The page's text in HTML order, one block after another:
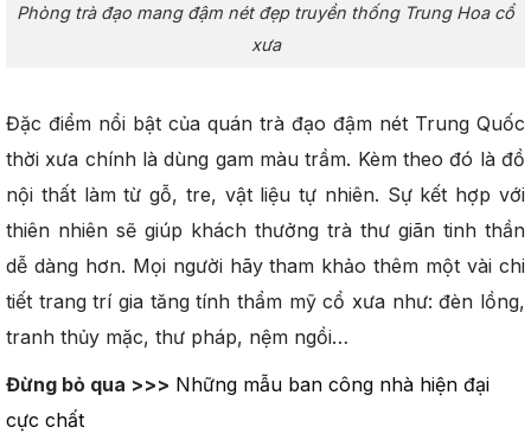
Phòng trà đạo mang đậm nét đẹp truyền thống Trung Hoa cổ
xưa
Đặc điểm nổi bật của quán trà đạo đậm nét Trung Quốc
thời xưa chính là dùng gam màu trầm. Kèm theo đó là đồ
nội thất làm từ gỗ, tre, vật liệu tự nhiên. Sự kết hợp với
thiên nhiên sẽ giúp khách thưởng trà thư giãn tinh thần
dễ dàng hơn. Mọi người hãy tham khảo thêm một vài chi
tiết trang trí gia tăng tính thẩm mỹ cổ xưa như: đèn lồng,
tranh thủy mặc, thư pháp, nệm ngồi…
Đừng bỏ qua >>> Những mẫu ban công nhà hiện đại
cực chất